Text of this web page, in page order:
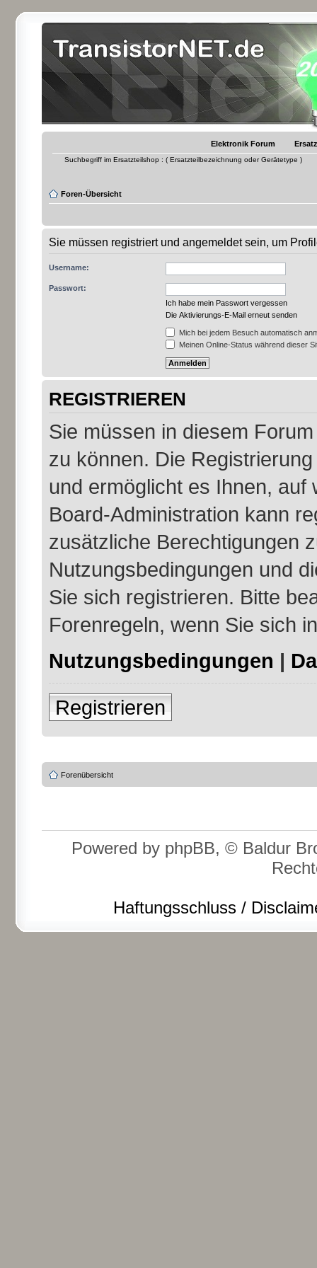
Elektronik Forum
Suchbegriff im Ersatzteilshop : ( Ersatzteilbezeichnung oder Gerätetype )
Foren-Übersicht
Sie müssen registriert und angemeldet sein, um
Username:
Passwort:
Ich habe mein Passwort vergessen
Die Aktivierungs-E-Mail erneut senden
Mich bei jedem Besuch automatisch
Meinen Online-Status während dieser
REGISTRIEREN
Sie müssen in diesem
zu können. Die
und ermöglicht es Ihnen,
Board-Administration kann
zusätzliche Berechtigungen
Nutzungsbedingungen und
Sie sich registrieren. Bitte
Forenregeln, wenn Sie sich
Nutzungsbedingungen |
Registrieren
Forenübersicht
Powered by phpBB, © Baldur
Haftungsschluss /